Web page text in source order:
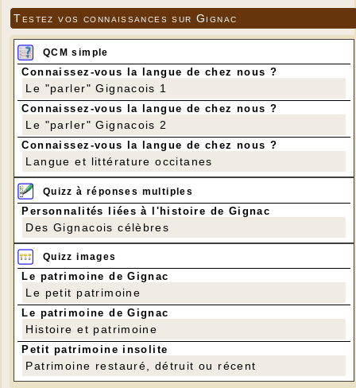
Testez vos connaissances sur Gignac
QCM simple
Connaissez-vous la langue de chez nous ?
Le "parler" Gignacois 1
Connaissez-vous la langue de chez nous ?
Le "parler" Gignacois 2
Connaissez-vous la langue de chez nous ?
Langue et littérature occitanes
Quizz à réponses multiples
Personnalités liées à l'histoire de Gignac
Des Gignacois célèbres
Quizz images
Le patrimoine de Gignac
Le petit patrimoine
Le patrimoine de Gignac
Histoire et patrimoine
Petit patrimoine insolite
Patrimoine restauré, détruit ou récent